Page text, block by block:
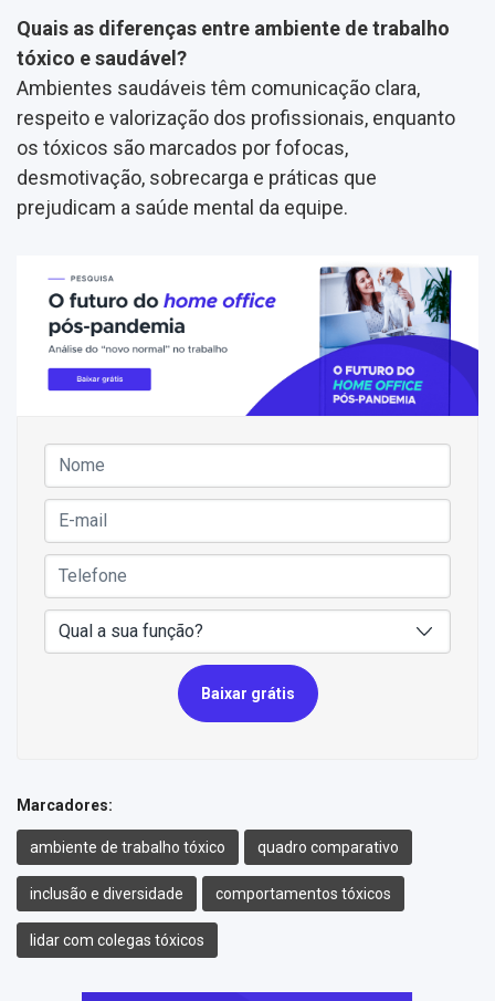
Quais as diferenças entre ambiente de trabalho
tóxico e saudável?
Ambientes saudáveis têm comunicação clara,
respeito e valorização dos profissionais, enquanto
os tóxicos são marcados por fofocas,
desmotivação, sobrecarga e práticas que
prejudicam a saúde mental da equipe.
Baixar grátis
Marcadores:
ambiente de trabalho tóxico quadro comparativo
inclusão e diversidade comportamentos tóxicos
lidar com colegas tóxicos